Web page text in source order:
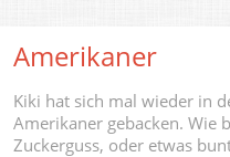
Amerikaner
Kiki hat sich mal wieder in
Amerikaner gebacken. Wie
Zuckerguss, oder etwas